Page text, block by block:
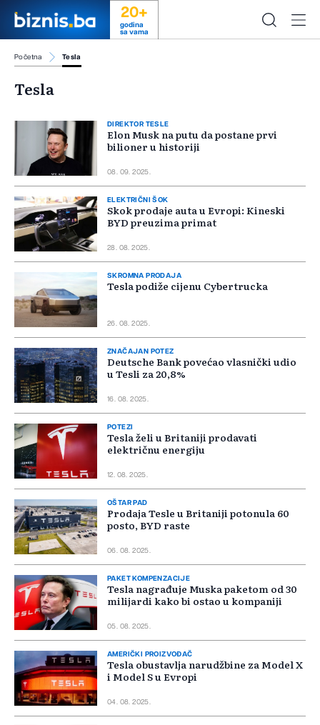
20+
godina
sa vama
Početna Tesla
Tesla
DIREKTOR TESLE
Elon Musk na putu da postane prvi
bilioner u historiji
08. 09. 2025.
ELEKTRIČNI ŠOK
Skok prodaje auta u Evropi: Kineski
BYD preuzima primat
28. 08. 2025.
SKROMNA PRODAJA
Tesla podiže cijenu Cybertrucka
26. 08. 2025.
ZNAČAJAN POTEZ
Deutsche Bank povećao vlasnički udio
u Tesli za 20,8%
16. 08. 2025.
POTEZI
Tesla želi u Britaniji prodavati
električnu energiju
12. 08. 2025.
OŠTAR PAD
Prodaja Tesle u Britaniji potonula 60
posto, BYD raste
06. 08. 2025.
PAKET KOMPENZACIJE
Tesla nagrađuje Muska paketom od 30
milijardi kako bi ostao u kompaniji
05. 08. 2025.
AMERIČKI PROIZVOĐAČ
Tesla obustavlja narudžbine za Model X
i Model S u Evropi
04. 08. 2025.